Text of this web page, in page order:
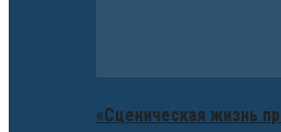
«Сценическая жизнь